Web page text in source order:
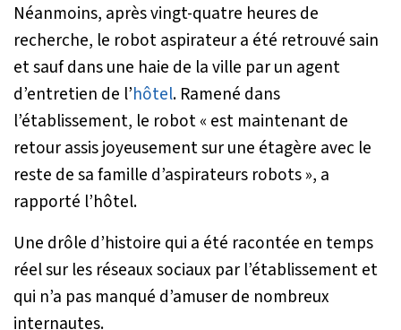
Néanmoins, après vingt-quatre heures de
recherche, le robot aspirateur a été retrouvé sain
et sauf dans une haie de la ville par un agent
d’entretien de l’hôtel. Ramené dans
l’établissement, le robot « est maintenant de
retour assis joyeusement sur une étagère avec le
reste de sa famille d’aspirateurs robots», a
rapporté l’hôtel.
Une drôle d’histoire qui a été racontée en temps
réel sur les réseaux sociaux par l’établissement et
qui n’a pas manqué d’amuser de nombreux
internautes.